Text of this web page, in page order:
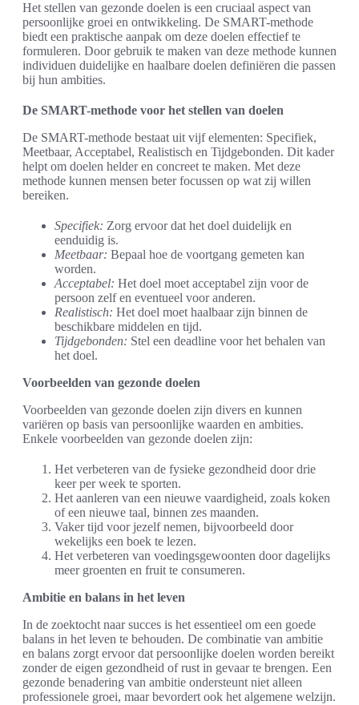
Het stellen van gezonde doelen is een cruciaal aspect van
persoonlijke groei en ontwikkeling. De SMART-methode
biedt een praktische aanpak om deze doelen effectief te
formuleren. Door gebruik te maken van deze methode kunnen
individuen duidelijke en haalbare doelen definiëren die passen
bij hun ambities.
De SMART-methode voor het stellen van doelen
De SMART-methode bestaat uit vijf elementen: Specifiek,
Meetbaar, Acceptabel, Realistisch en Tijdgebonden. Dit kader
helpt om doelen helder en concreet te maken. Met deze
methode kunnen mensen beter focussen op wat zij willen
bereiken.
Specifiek: Zorg ervoor dat het doel duidelijk en
eenduidig is.
Meetbaar: Bepaal hoe de voortgang gemeten kan
worden.
Acceptabel: Het doel moet acceptabel zijn voor de
persoon zelf en eventueel voor anderen.
Realistisch: Het doel moet haalbaar zijn binnen de
beschikbare middelen en tijd.
Tijdgebonden: Stel een deadline voor het behalen van
het doel.
Voorbeelden van gezonde doelen
Voorbeelden van gezonde doelen zijn divers en kunnen
variëren op basis van persoonlijke waarden en ambities.
Enkele voorbeelden van gezonde doelen zijn:
Het verbeteren van de fysieke gezondheid door drie
keer per week te sporten.
Het aanleren van een nieuwe vaardigheid, zoals koken
of een nieuwe taal, binnen zes maanden.
Vaker tijd voor jezelf nemen, bijvoorbeeld door
wekelijks een boek te lezen.
Het verbeteren van voedingsgewoonten door dagelijks
meer groenten en fruit te consumeren.
Ambitie en balans in het leven
In de zoektocht naar succes is het essentieel om een goede
balans in het leven te behouden. De combinatie van ambitie
en balans zorgt ervoor dat persoonlijke doelen worden bereikt
zonder de eigen gezondheid of rust in gevaar te brengen. Een
gezonde benadering van ambitie ondersteunt niet alleen
professionele groei, maar bevordert ook het algemene welzijn.